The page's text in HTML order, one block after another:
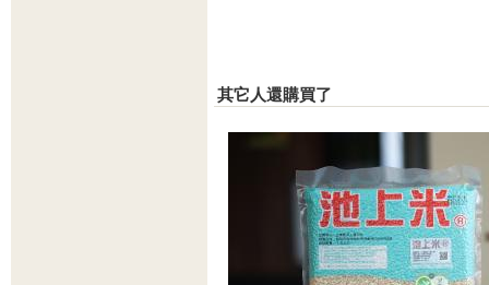
其它人還購買了